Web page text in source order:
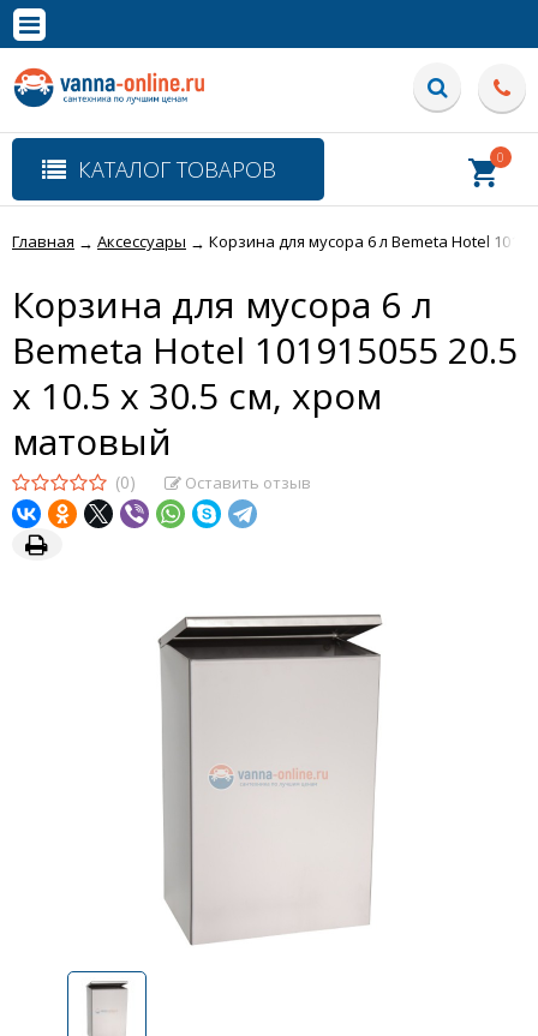
Полная версия сайта
КАТАЛОГ ТОВАРОВ 0
Главная → Аксессуары → Корзина для мусора 6 л Bemeta Hotel
Корзина для мусора 6 л
Bemeta Hotel 101915055 20.5
x 10.5 x 30.5 см, хром
матовый
(0) Оставить отзыв